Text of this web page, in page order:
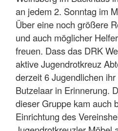
an jedem 2. Sonntag im
Über eine noch größere
und auch möglicher
freuen. Dass das DRK
aktive Jugendrotkreuz
derzeit 6 Jugendlichen
Butzelaar in Erinnerung.
dieser Gruppe kam auch
Einrichtung des